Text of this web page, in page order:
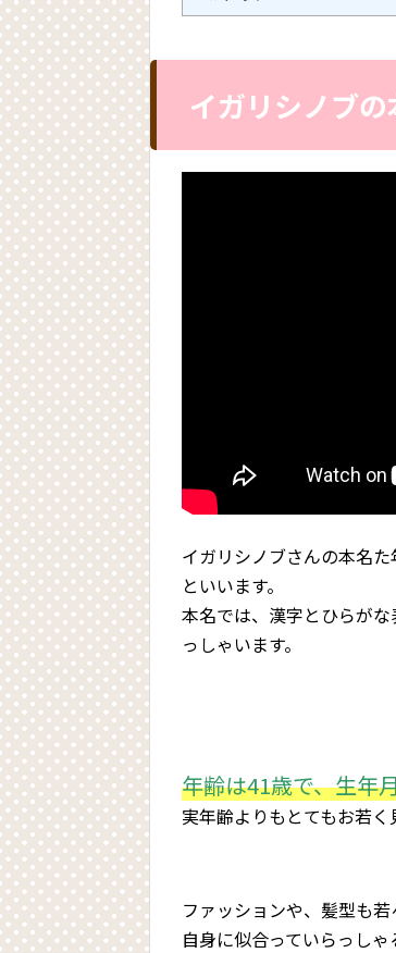
イガリシノブ
イガリシノブさんの本名
といいます。
本名では、漢字とひらが
っしゃいます。
年齢は41歳で、生年
実年齢よりもとてもお若く
ファッションや、髪型も
自身に似合っていらっしゃ